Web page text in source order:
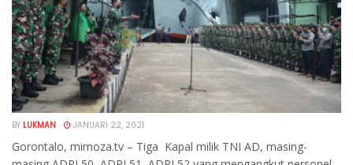
BY LUKMAN JANUARI 22, 2021
Gorontalo, mimoza.tv – Tiga Kapal milik TNI AD, masing-